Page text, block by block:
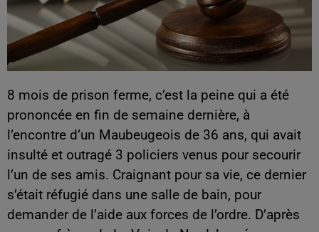
8 mois de prison ferme, c’est la peine qui a été
prononcée en fin de semaine dernière, à
l’encontre d’un Maubeugeois de 36 ans, qui avait
insulté et outragé 3 policiers venus pour secourir
l’un de ses amis. Craignant pour sa vie, ce dernier
s’était réfugié dans une salle de bain, pour
demander de l’aide aux forces de l’ordre. D’après